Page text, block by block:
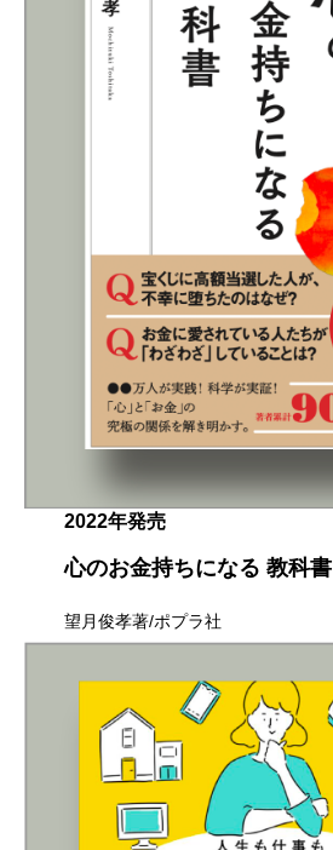
2022年発売
心のお金持ちになる 教科書
望月俊孝著/ポプラ社